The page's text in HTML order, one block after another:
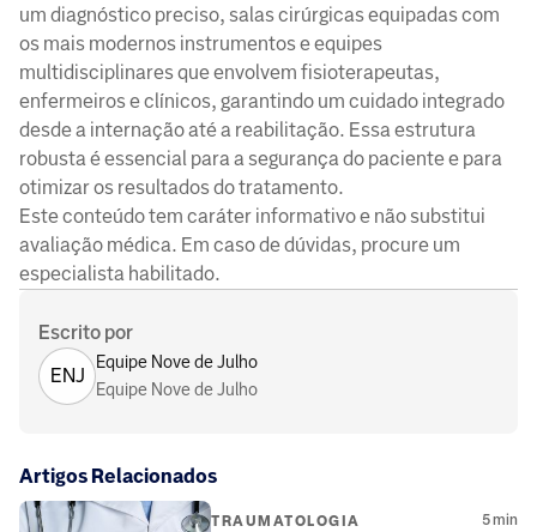
um diagnóstico preciso, salas cirúrgicas equipadas com
os mais modernos instrumentos e equipes
multidisciplinares que envolvem fisioterapeutas,
enfermeiros e clínicos, garantindo um cuidado integrado
desde a internação até a reabilitação. Essa estrutura
robusta é essencial para a segurança do paciente e para
otimizar os resultados do tratamento.
Este conteúdo tem caráter informativo e não substitui
avaliação médica. Em caso de dúvidas, procure um
especialista habilitado.
Escrito por
ENJ
Equipe Nove de Julho
Equipe Nove de Julho
Artigos Relacionados
TRAUMATOLOGIA 5min